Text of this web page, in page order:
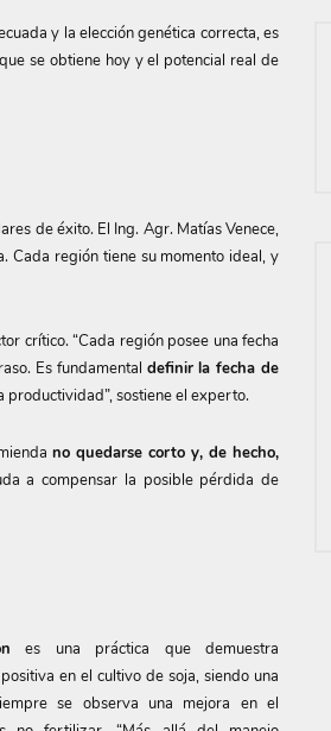
y la elección genética correcta, es
se obtiene hoy y el potencial real de
de éxito. El Ing. Agr. Matías Venece,
Cada región tiene su momento ideal, y
crítico. “Cada región posee una fecha
Es fundamental definir la fecha de
sostiene el experto.
no quedarse corto y, de hecho,
a compensar la posible pérdida de
es una práctica que demuestra
en el cultivo de soja, siendo una
se observa una mejora en el